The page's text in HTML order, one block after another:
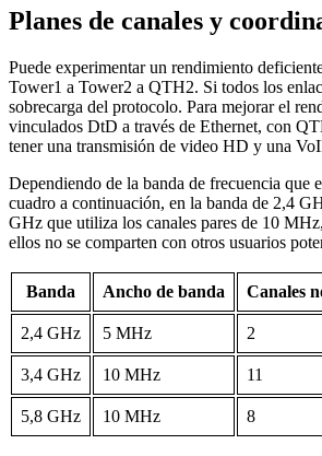
Planes de canales y
Puede experimentar un rendimiento
Tower1 a Tower2 a QTH2. Si todos los
sobrecarga del protocolo. Para mejorar el
vinculados DtD a través de Ethernet, con
tener una transmisión de video HD y una
Dependiendo de la banda de frecuencia que
cuadro a continuación, en la banda de 2,4
GHz que utiliza los canales pares de 10
ellos no se comparten con otros usuarios
Banda Ancho de banda Canales
2,4 GHz 5 MHz 2
3,4 GHz 10 MHz 11
5,8 GHz 10 MHz 8